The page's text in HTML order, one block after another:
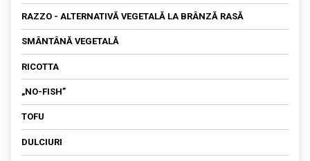
KEFIR
RAZZO - ALTERNATIVĂ VEGETALĂ LA BRÂNZĂ RASĂ
SMÂNTÂNĂ VEGETALĂ
RICOTTA
„NO-FISH”
TOFU
DULCIURI